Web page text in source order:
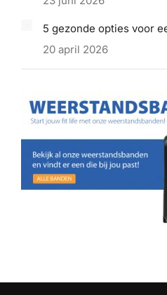
5 gezonde opties voor
20 april 2026